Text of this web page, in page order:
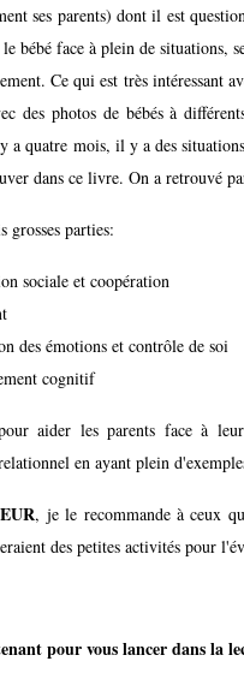
ses parents) dont il est
bébé face à plein de situations,
Ce qui est très intéressant
des photos de bébés à
a quatre mois, il y a des
dans ce livre. On a retrouvé
grosses parties:
sociale et coopération
des émotions et contrôle de soi
cognitif
aider les parents face à
en ayant plein
, je le recommande à ceux
des petites activités pour
pour vous lancer dans la